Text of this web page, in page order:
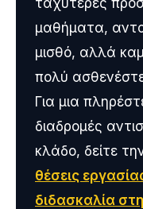
μαθήματα,
μισθό, αλλά
πολύ
Για μια
διαδρομές
κλάδο, δείτε
θέσεις
διδασκαλία